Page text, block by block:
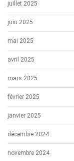
juillet 2025
juin 2025
mai 2025
avril 2025
mars 2025
février 2025
janvier 2025
décembre 2024
novembre 2024